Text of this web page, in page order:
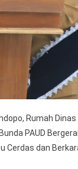
Rumah
PAUD
Cerdas dan